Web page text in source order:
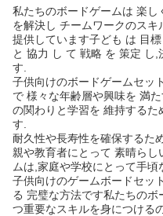
私たちのボードゲームは 楽
を解決し チームワークのス
提供しています子ども は 目
と 協力 し て 戦略 を 策定 し
す.
子供向けのボードゲームセッ
で 様々な年齢層や興味を 満
の関わりと学習を 維持するた
す.
耐久性や長寿性を確保するた
親や教育者にとって 素晴ら
ムは,家庭や学校にとって手
子供向けのゲームボードセッ
る 完璧な方法です私たちの
つ重要なスキルを身につける